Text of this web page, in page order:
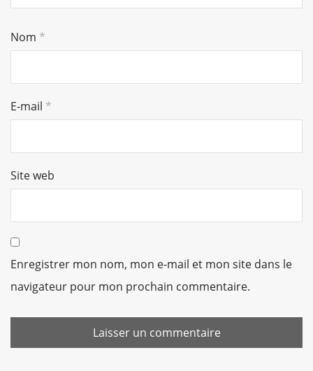
Nom *
E-mail *
Site web
Enregistrer mon nom, mon e-mail et mon site dans le
navigateur pour mon prochain commentaire.